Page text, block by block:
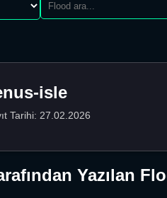
isle
Tarihi: 27.02.2026
Yazılan